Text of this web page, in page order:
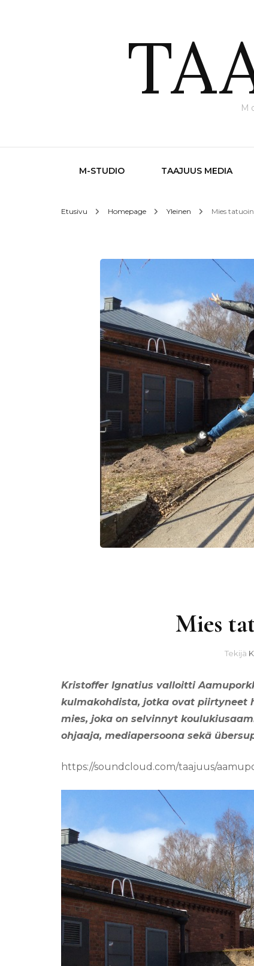
M-STUDIO TAAJUUS MEDIA
Etusivu Homepage Yleinen Mies
Mies
Tekijä
Kristoffer Ignatius valloitti
kulmakohdista, jotka ovat piirtyneet
mies, joka on selvinnyt
ohjaaja, mediapersoona sekä
https://soundcloud.com/taajuus/